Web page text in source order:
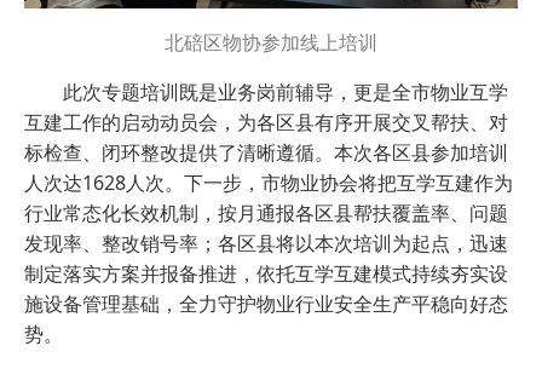
北碚区物协参加线上培训
此次专题培训既是业务岗前辅导，更是全市物业互学
互建工作的启动动员会，为各区县有序开展交叉帮扶、对
标检查、闭环整改提供了清晰遵循。本次各区县参加培训
人次达1628人次。下一步，市物业协会将把互学互建作为
行业常态化长效机制，按月通报各区县帮扶覆盖率、问题
发现率、整改销号率；各区县将以本次培训为起点，迅速
制定落实方案并报备推进，依托互学互建模式持续夯实设
施设备管理基础，全力守护物业行业安全生产平稳向好态
势。